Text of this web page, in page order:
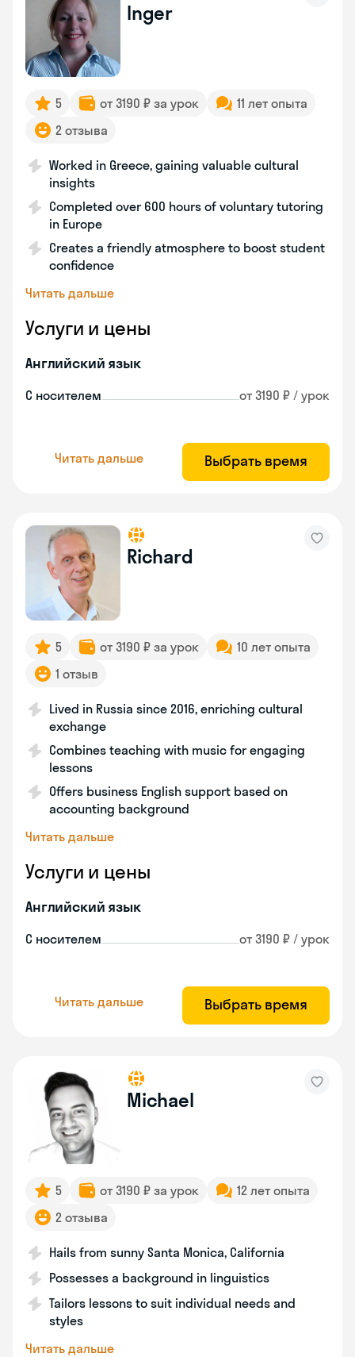
Inger
5 от 3190 ₽ за урок
11 лет опыта
2 отзыва
Worked in Greece, gaining valuable cultural
insights
Completed over 600 hours of voluntary tutoring
in Europe
Creates a friendly atmosphere to boost student
confidence
Читать дальше
Услуги и цены
Английский язык
С носителем от 3190 ₽ / урок
Читать дальше Выбрать время
Richard
5 от 3190 ₽ за урок
10 лет опыта
1 отзыв
Lived in Russia since 2016, enriching cultural
exchange
Combines teaching with music for engaging
lessons
Offers business English support based on
accounting background
Читать дальше
Услуги и цены
Английский язык
С носителем от 3190 ₽ / урок
Читать дальше Выбрать время
Michael
5 от 3190 ₽ за урок
12 лет опыта
2 отзыва
Hails from sunny Santa Monica, California
Possesses a background in linguistics
Tailors lessons to suit individual needs and
styles
Читать дальше